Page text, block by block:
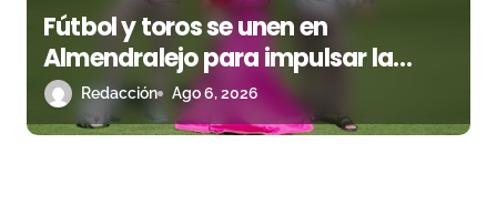
Fútbol y toros se unen en
Almendralejo para impulsar la
corrida de la Piedad
Redacción Ago 6, 2026